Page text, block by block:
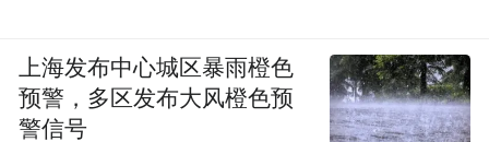
上海发布中心城区暴雨橙色
预警，多区发布大风橙色预
警信号